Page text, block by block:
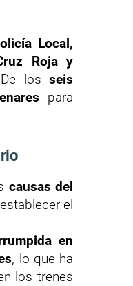
Local,
Roja y
De losseis
para
causas del
el
en
, lo que ha
los trenes